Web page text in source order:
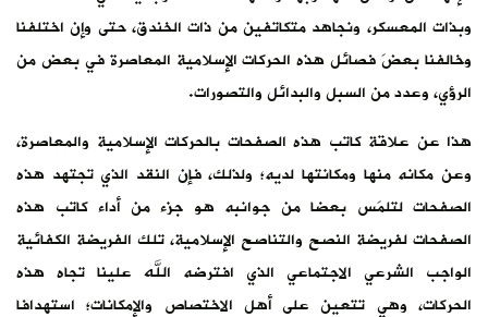
وبذات المعسكر، ونجاهد متكاتفين من ذات الخندق، حتى وإن اختلفنا
وخالفنا بعضَ فصائل هذه الحركات الإسلامية المعاصرة في بعض من
الرؤي، وعدد من السبل والبدائل والتصورات.
هذا عن علاقة كاتب هذه الصفحات بالحركات الإسلامية والمعاصرة،
وعن مكانه منها ومكانتها لديه؛ ولذلك، فإن النقد الذي تجتهد هذه
الصفحات لتلمَس بعضا من جوانبه هو جزء من أداء كاتب هذه
الصفحات لفريضة النصح والتناصح الإسلامية، تلك الفريضة الكفائية
الواجب الشرعي الاجتماعي الذي افترضه الله علينا تجاه هذه
الحركات، وهي تتعين على أهل الاختصاص والإمكانات؛ استهدافا